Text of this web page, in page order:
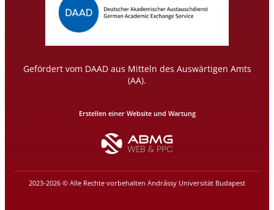
Gefördert vom DAAD aus Mitteln des Auswärtigen Amts
(AA).
2023-2026 © Alle Rechte vorbehalten Andrássy Universität Budapest
Erstellen einer Website und Wartung